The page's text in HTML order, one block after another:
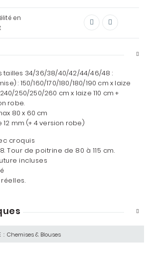
en
tailles 34/36/38/40/42/44/46/48 :
: 150/160/170/180/180/190 cm x laize
250/250/260 cm x laize 110 cm +
robe.
80 x 60 cm
12 mm (+ 4 version robe)
croquis
Tour de poitrine de 80 à 115 cm.
incluses
: Chemises & Blouses